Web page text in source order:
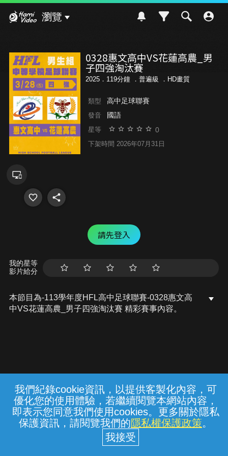
我們紀錄cookie資訊，以提供客製化內容，可
優化您的使用體驗，若繼續閱覽本網站內容，
即表示您同意我們使用cookies。更多關於隱私
保護資訊，請閱覽我們的隱私權保護政策。
瀏覽
0328惠文高中VS花蓮高農_男
子四強淘汰賽
2025．119分鐘 ． 普遍級 ．HD畫質
類型 高中足球聯賽
發音 國語
星等 0
下架時間 2026年07月31日
請先登入
我的星等
影片給分
本節目為-113學年度HFL高中足球聯賽-0328惠文高
中VS花蓮高農_男子四強淘汰賽 精彩賽事內容。
常見問題 線上客服 服務條款 隱私權保護
中華電信股份有限公司個人家庭分公司
(統一編號：96979949) © 2026
{{notifyMsg}}